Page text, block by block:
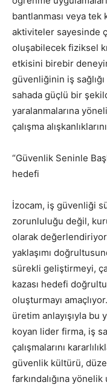
bantlanması veya tek
aktiviteler sayesinde
oluşabilecek fiziksel
etkisini birebir
güvenliğinin iş
sahada güçlü bir
yaralanmalarına
çalışma
“Güvenlik Seninle
hedefi
İzocam, iş güvenliği
zorunluluğu değil,
olarak
yaklaşımı
sürekli geliştirmeyi,
kazası hedefi
oluşturmayı
üretim anlayışıyla bu
koyan lider firma, iş
çalışmalarını
güvenlik kültürü,
farkındalığına